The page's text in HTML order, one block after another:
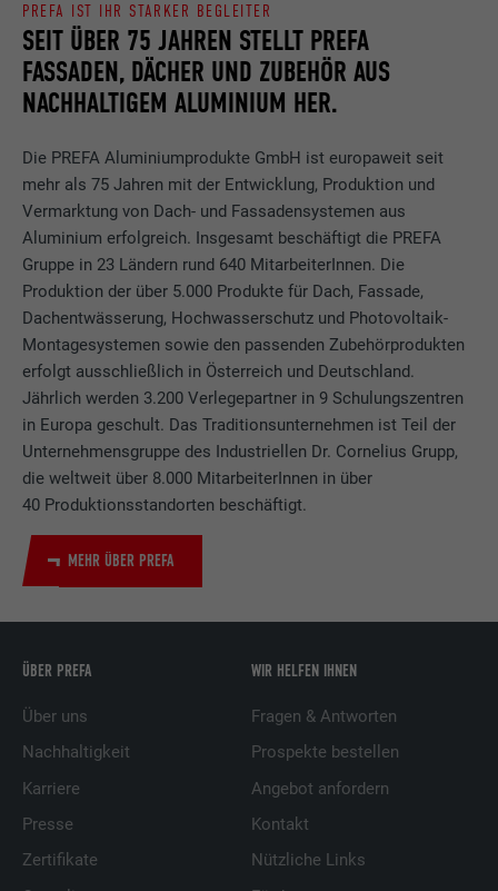
SEIT ÜBER 75 JAHREN STELLT PREFA
FASSADEN, DÄCHER UND ZUBEHÖR AUS
NACHHALTIGEM ALUMINIUM HER.
PREFA IST IHR STARKER BEGLEITER
Die PREFA Aluminiumprodukte GmbH ist europaweit seit
mehr als 75 Jahren mit der Entwicklung, Produktion und
Vermarktung von Dach- und Fassadensystemen aus
Aluminium erfolgreich. Insgesamt beschäftigt die PREFA
Gruppe in 23 Ländern rund 640 MitarbeiterInnen. Die
Produktion der über 5.000 Produkte für Dach, Fassade,
Dachentwässerung, Hochwasserschutz und Photovoltaik-
Montagesystemen sowie den passenden Zubehörprodukten
erfolgt ausschließlich in Österreich und Deutschland.
Jährlich werden 3.200 Verlegepartner in 9 Schulungszentren
in Europa geschult. Das Traditionsunternehmen ist Teil der
Unternehmensgruppe des Industriellen Dr. Cornelius Grupp,
die weltweit über 8.000 MitarbeiterInnen in über
40 Produktionsstandorten beschäftigt.
MEHR ÜBER PREFA
ÜBER PREFA
Über uns
Nachhaltigkeit
Karriere
Presse
Zertifikate
WIR HELFEN IHNEN
Fragen & Antworten
Prospekte bestellen
Angebot anfordern
Kontakt
Nützliche Links